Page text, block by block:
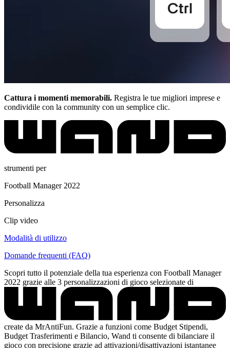
Cattura i momenti memorabili. Registra le tue migliori imprese e
condividile con la community con un semplice clic.
strumenti per
Football Manager 2022
Personalizza
Clip video
Modalità di utilizzo
Domande frequenti (FAQ)
Scopri tutto il potenziale della tua esperienza con Football Manager
2022 grazie alle 3 personalizzazioni di gioco selezionate di
create da MrAntiFun. Grazie a funzioni come Budget Stipendi,
Budget Trasferimenti e Bilancio, Wand ti consente di bilanciare il
gioco con precisione grazie ad attivazioni/disattivazioni istantanee